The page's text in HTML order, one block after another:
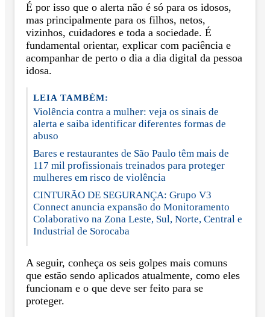
É por isso que o alerta não é só para os idosos,
mas principalmente para os filhos, netos,
vizinhos, cuidadores e toda a sociedade. É
fundamental orientar, explicar com paciência e
acompanhar de perto o dia a dia digital da pessoa
idosa.
LEIA TAMBÉM:
Violência contra a mulher: veja os sinais de
alerta e saiba identificar diferentes formas de
abuso
Bares e restaurantes de São Paulo têm mais de
117 mil profissionais treinados para proteger
mulheres em risco de violência
CINTURÃO DE SEGURANÇA: Grupo V3
Connect anuncia expansão do Monitoramento
Colaborativo na Zona Leste, Sul, Norte, Central e
Industrial de Sorocaba
A seguir, conheça os seis golpes mais comuns
que estão sendo aplicados atualmente, como eles
funcionam e o que deve ser feito para se
proteger.